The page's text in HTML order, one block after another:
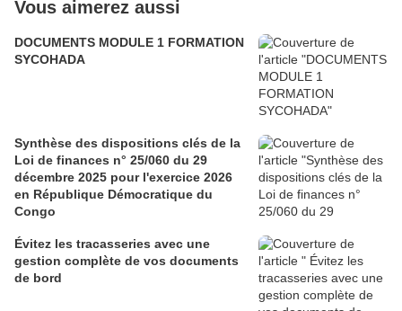
Vous aimerez aussi
DOCUMENTS MODULE 1 FORMATION
SYCOHADA
Synthèse des dispositions clés de la
Loi de finances n° 25/060 du 29
décembre 2025 pour l'exercice 2026
en République Démocratique du
Congo
Évitez les tracasseries avec une
gestion complète de vos documents
de bord